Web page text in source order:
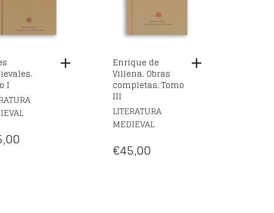
I
Enrique de
Villena. Obras
completas. Tomo
III
LITERATURA
MEDIEVAL
€45,00